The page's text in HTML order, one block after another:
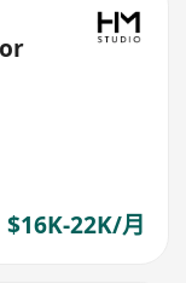
$16K-22K/月